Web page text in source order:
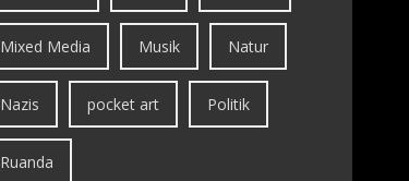
Mixed Media Musik Natur
Nazis pocket art Politik
Ruanda